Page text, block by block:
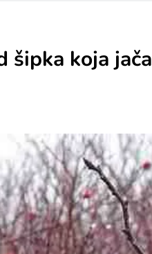
šipka koja jača